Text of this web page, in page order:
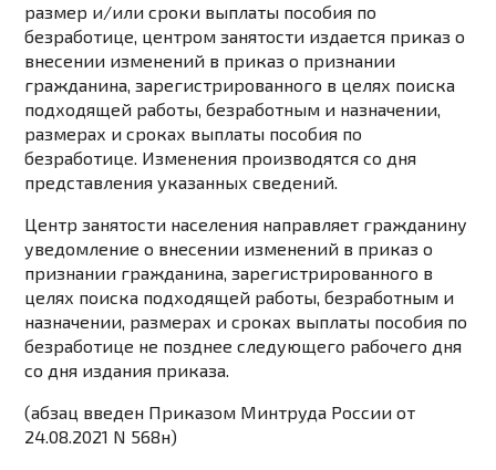
размер и/или сроки выплаты пособия по
безработице, центром занятости издается приказ о
внесении изменений в приказ о признании
гражданина, зарегистрированного в целях поиска
подходящей работы, безработным и назначении,
размерах и сроках выплаты пособия по
безработице. Изменения производятся со дня
представления указанных сведений.
Центр занятости населения направляет гражданину
уведомление о внесении изменений в приказ о
признании гражданина, зарегистрированного в
целях поиска подходящей работы, безработным и
назначении, размерах и сроках выплаты пособия по
безработице не позднее следующего рабочего дня
со дня издания приказа.
(абзац введен Приказом Минтруда России от
24.08.2021 N 568н)